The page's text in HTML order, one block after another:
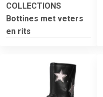
COLLECTIONS
Bottines met veters
en rits